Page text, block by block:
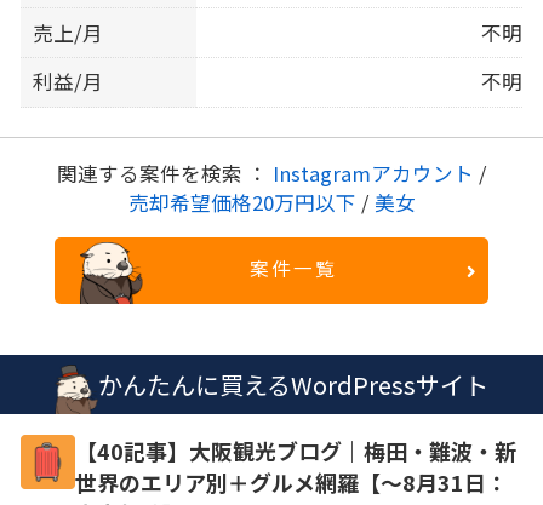
売上/月
不明
利益/月
不明
関連する案件を検索 ： Instagramアカウント /
売却希望価格20万円以下 / 美女
案件一覧
かんたんに買えるWordPressサイト
【40記事】大阪観光ブログ｜梅田・難波・新
世界のエリア別＋グルメ網羅【～8月31日：